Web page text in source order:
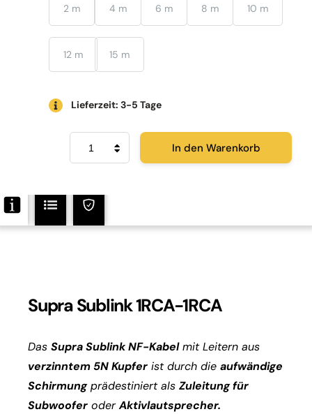
2 m 4 m 6 m 8 m 10 m
12 m 15 m
Lieferzeit: 3-5 Tage
Supra
Sublink
Menge
In den Warenkorb
Supra Sublink 1RCA-1RCA
Das Supra Sublink NF-Kabelmit Leitern aus
verzinntem 5N Kupfer ist durch die aufwändige
Schirmungprädestiniert als Zuleitung für
Subwoofer oderAktivlautsprecher.